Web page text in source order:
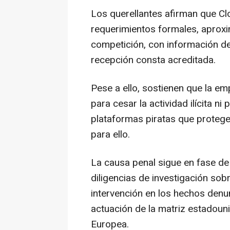
Los querellantes afirman que
requerimientos formales,
competición, con información
recepción consta acreditada.
Pese a ello, sostienen que la
para cesar la actividad ilícita ni
plataformas piratas que
para ello.
La causa penal sigue en fase
diligencias de investigación
intervención en los hechos
actuación de la matriz
Europea.